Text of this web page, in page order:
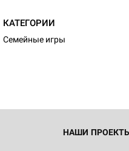
КАТЕГОРИИ
Семейные игры
НАШИ